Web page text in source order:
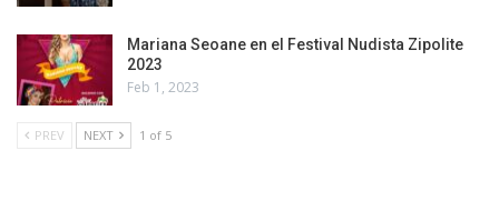
Mariana Seoane en el Festival Nudista Zipolite
2023
Feb 1, 2023
PREV NEXT 1 of 5